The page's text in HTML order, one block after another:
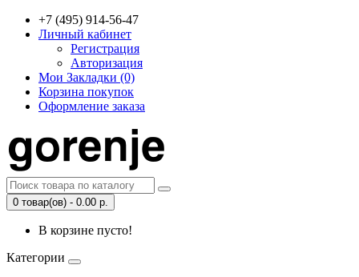
+7 (495) 914-56-47
Личный кабинет
Регистрация
Авторизация
Мои Закладки (0)
Корзина покупок
Оформление заказа
0 товар(ов) - 0.00 р.
В корзине пусто!
Категории